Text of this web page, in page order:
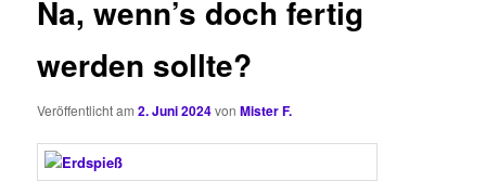
Na, wenn’s doch fertig
werden sollte?
Veröffentlicht am2. Juni 2024vonMister F.